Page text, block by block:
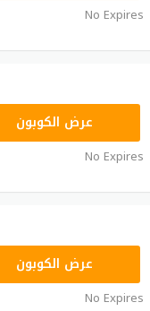
No Expires
RRF24عرض الكوبون
No Expires
RRF24عرض الكوبون
No Expires